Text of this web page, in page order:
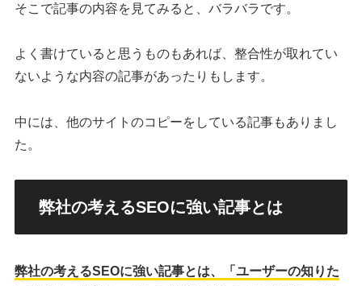
そこで記事の内容を見てみると、バラバラです。
よく書けていると思うものもあれば、整合性が取れてい
ないような内容の記事があったりもします。
中には、他のサイトのコピーをしている記事もありまし
た。
弊社の考えるSEOに強い記事とは
弊社の考えるSEOに強い記事とは、「ユーザーの知りた